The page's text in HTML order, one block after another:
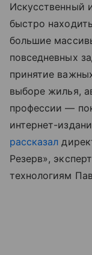
Искусственный
быстро
большие
повседневных
принятие
выборе жилья,
профессии —
интернет-
рассказал
Резерв»,
технологиям